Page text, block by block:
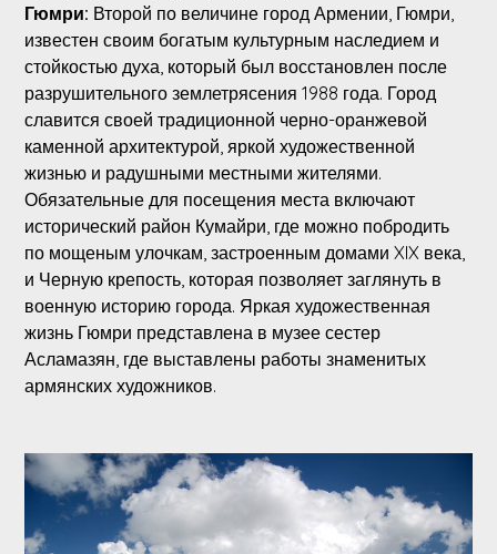
Гюмри: Второй по величине город Армении, Гюмри,
известен своим богатым культурным наследием и
стойкостью духа, который был восстановлен после
разрушительного землетрясения 1988 года. Город
славится своей традиционной черно-оранжевой
каменной архитектурой, яркой художественной
жизнью и радушными местными жителями.
Обязательные для посещения места включают
исторический район Кумайри, где можно побродить
по мощеным улочкам, застроенным домами XIX века,
и Черную крепость, которая позволяет заглянуть в
военную историю города. Яркая художественная
жизнь Гюмри представлена в музее сестер
Асламазян, где выставлены работы знаменитых
армянских художников.